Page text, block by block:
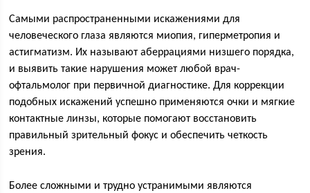
Самыми распространенными искажениями для
человеческого глаза являются миопия, гиперметропия и
астигматизм. Их называют аберрациями низшего порядка,
и выявить такие нарушения может любой врач-
офтальмолог при первичной диагностике. Для коррекции
подобных искажений успешно применяются очки и мягкие
контактные линзы, которые помогают восстановить
правильный зрительный фокус и обеспечить четкость
зрения.
Более сложными и трудно устранимыми являются